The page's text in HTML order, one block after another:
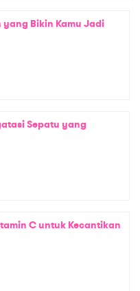
yang Bikin Kamu Jadi
Sepatu yang
C untuk Kecantikan